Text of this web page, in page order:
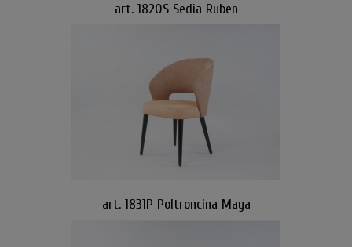
art. 1820S Sedia Ruben
art. 1831P Poltroncina Maya